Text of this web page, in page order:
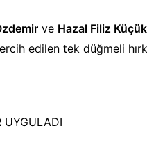
ve Hazal Filiz
edilen tek düğmeli
UYGULADI